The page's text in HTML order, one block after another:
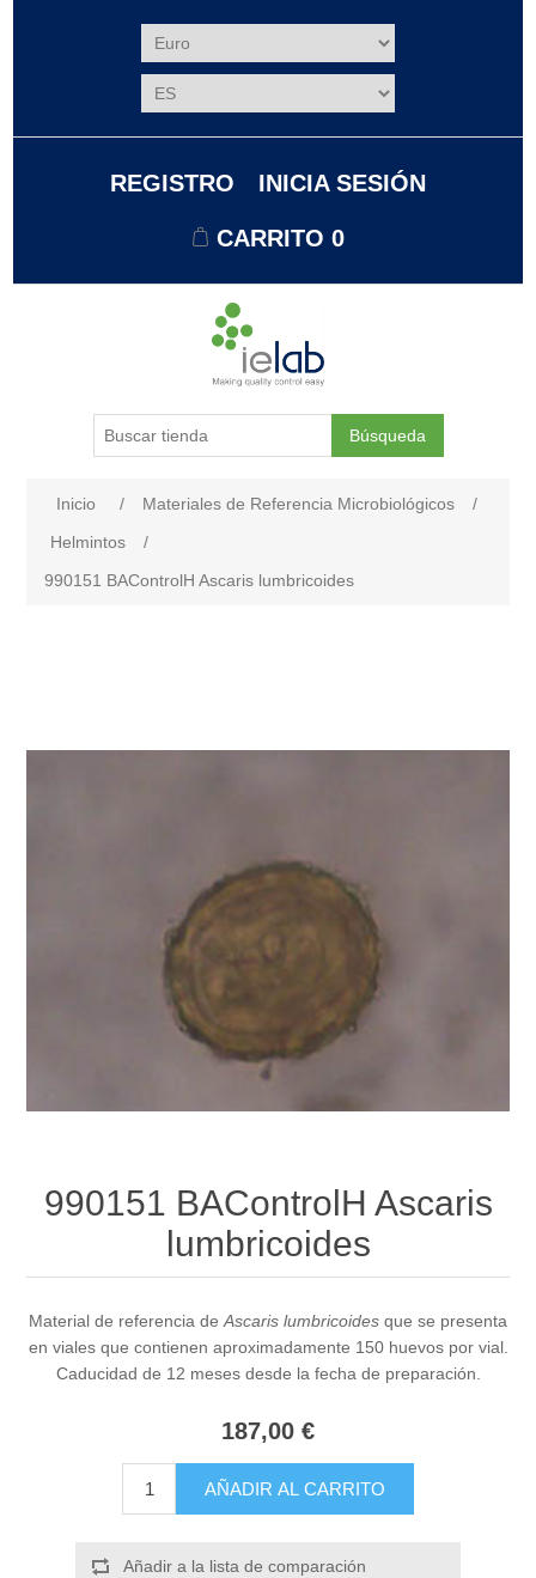
REGISTRO INICIA SESIÓN
CARRITO 0
Búsqueda
Inicio / Materiales de Referencia Microbiológicos
/
Helmintos
/
990151 BAControlH Ascaris lumbricoides
990151 BAControlH Ascaris
lumbricoides
Material de referencia de Ascaris lumbricoides que se presenta
en viales que contienen aproximadamente 150 huevos por vial.
Caducidad de 12 meses desde la fecha de preparación.
187,00 €
AÑADIR AL CARRITO
Añadir a la lista de comparación